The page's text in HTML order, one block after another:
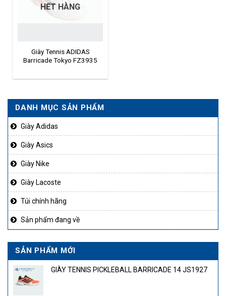
HẾT HÀNG
Giày Tennis ADIDAS
Barricade Tokyo FZ3935
DANH MỤC SẢN PHẨM
Giày Adidas
Giày Asics
Giày Nike
Giày Lacoste
Túi chính hãng
Sản phẩm đang về
SẢN PHẨM MỚI
GIÀY TENNIS PICKLEBALL BARRICADE 14 JS1927